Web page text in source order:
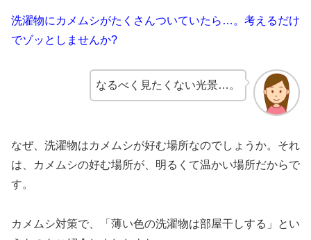
洗濯物にカメムシがたくさんついていたら…。考えるだけ
でゾッとしませんか?
なるべく見たくない光景…。
なぜ、洗濯物はカメムシが好む場所なのでしょうか。それ
は、
カメムシの好む場所が、明るくて温かい場所だからで
す。
カメムシ対策で、「薄い色の洗濯物は部屋干しする」とい